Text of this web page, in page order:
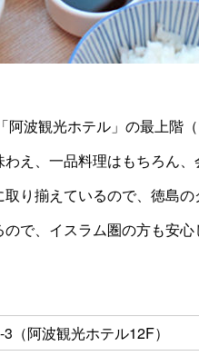
阿波観光ホテル」の最上階
え、一品料理はもちろん
り揃えているので、徳島
で、イスラム圏の方も安心
（阿波観光ホテル12F）